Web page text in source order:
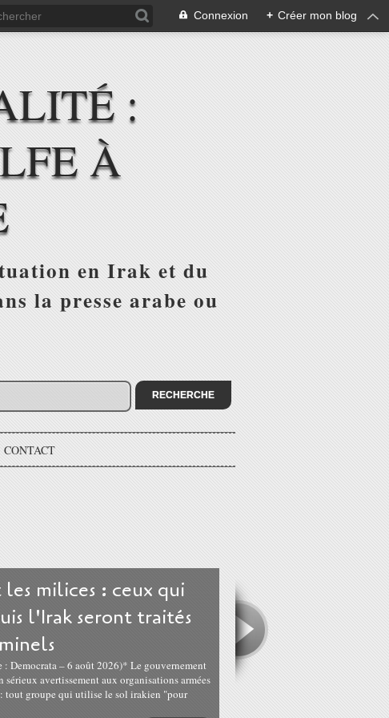
Connexion + Créer mon blog
:
À
en Irak et du
la presse arabe ou
CONTACT
milices : ceux qui
l'Irak seront traités
: Democrata – 6 août 2026)* Le gouvernement
sérieux avertissement aux organisations armées
tout groupe qui utilise le sol irakien "pour